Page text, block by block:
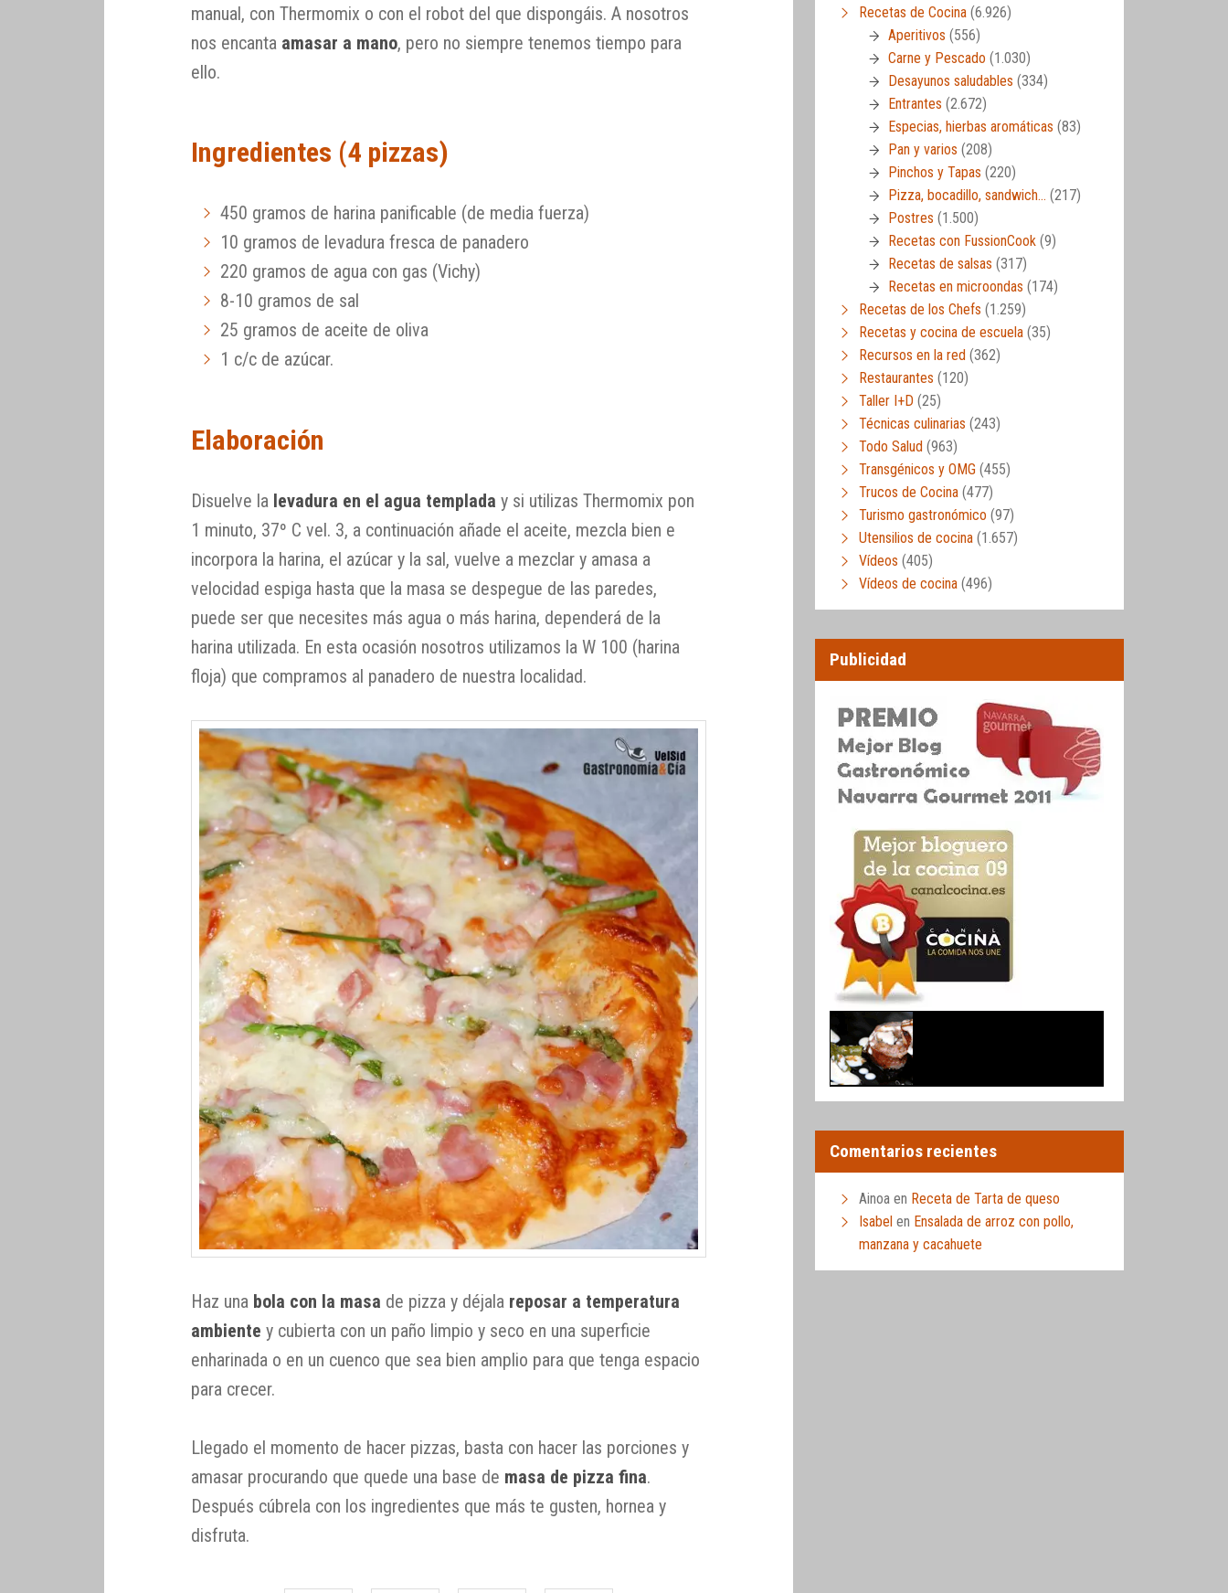
manual, con Thermomix o con el robot del que dispongáis. A nosotros
nos encanta amasar a mano, pero no siempre tenemos tiempo para
ello.
Ingredientes (4 pizzas)
450 gramos de harina panificable (de media fuerza)
10 gramos de levadura fresca de panadero
220 gramos de agua con gas (Vichy)
8-10 gramos de sal
25 gramos de aceite de oliva
1 c/c de azúcar.
Elaboración
Disuelve la levadura en el agua templada y si utilizas Thermomix pon
1 minuto, 37º C vel. 3, a continuación añade el aceite, mezcla bien e
incorpora la harina, el azúcar y la sal, vuelve a mezclar y amasa a
velocidad espiga hasta que la masa se despegue de las paredes,
puede ser que necesites más agua o más harina, dependerá de la
harina utilizada. En esta ocasión nosotros utilizamos la W 100 (harina
floja) que compramos al panadero de nuestra localidad.
Haz una bola con la masa de pizza y déjala reposar a temperatura
ambiente y cubierta con un paño limpio y seco en una superficie
enharinada o en un cuenco que sea bien amplio para que tenga espacio
para crecer.
Llegado el momento de hacer pizzas, basta con hacer las porciones y
amasar procurando que quede una base de masa de pizza fina.
Después cúbrela con los ingredientes que más te gusten, hornea y
disfruta.
Recetas de Cocina (6.926)
Aperitivos (556)
Carne y Pescado (1.030)
Desayunos saludables (334)
Entrantes (2.672)
Especias, hierbas aromáticas (83)
Pan y varios (208)
Pinchos y Tapas (220)
Pizza, bocadillo, sandwich… (217)
Postres (1.500)
Recetas con FussionCook (9)
Recetas de salsas (317)
Recetas en microondas (174)
Recetas de los Chefs (1.259)
Recetas y cocina de escuela (35)
Recursos en la red (362)
Restaurantes (120)
Taller I+D (25)
Técnicas culinarias (243)
Todo Salud (963)
Transgénicos y OMG (455)
Trucos de Cocina (477)
Turismo gastronómico (97)
Utensilios de cocina (1.657)
Vídeos (405)
Vídeos de cocina (496)
Publicidad
Comentarios recientes
Ainoa en Receta de Tarta de queso
Isabel en Ensalada de arroz con pollo,
manzana y cacahuete